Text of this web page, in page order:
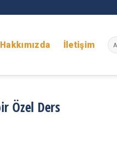
Hakkımızda İletişim Ara:
Özel Ders